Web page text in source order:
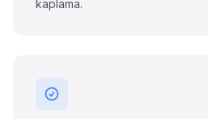
kaplama.